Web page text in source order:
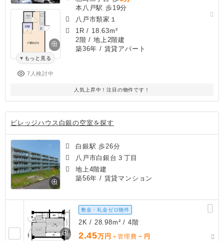
もっと見る
7人検討中
本八戸駅 歩19分
八戸市類家１
1R / 18.63m²
2階 / 地上2階建
築36年 / 賃貸アパート
人気上昇中！注目の物件です！
ビレッジハウス白銀の空室を探す
白銀駅 歩26分
八戸市白銀台３丁目
地上4階建
築56年 / 賃貸マンション
敷金・礼金ゼロ物件
2K / 28.98m² / 4階
2.45万円 ＋管理費 － 円